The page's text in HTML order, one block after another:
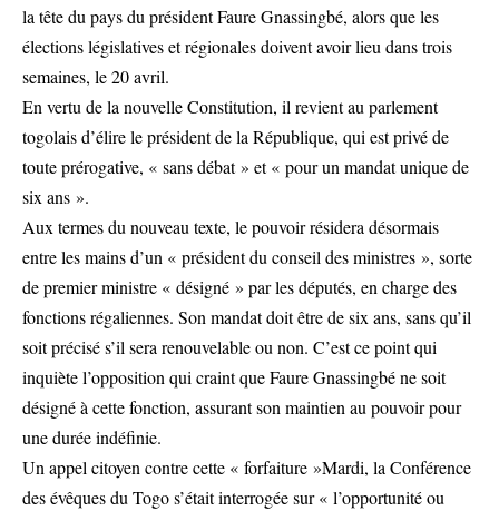
la tête du pays du président Faure Gnassingbé, alors que les
élections législatives et régionales doivent avoir lieu dans trois
semaines, le 20 avril.
En vertu de la nouvelle Constitution, il revient au parlement
togolais d’élire le président de la République, qui est privé de
toute prérogative, « sans débat » et « pour un mandat unique de
six ans ».
Aux termes du nouveau texte, le pouvoir résidera désormais
entre les mains d’un « président du conseil des ministres », sorte
de premier ministre « désigné » par les députés, en charge des
fonctions régaliennes. Son mandat doit être de six ans, sans qu’il
soit précisé s’il sera renouvelable ou non. C’est ce point qui
inquiète l’opposition qui craint que Faure Gnassingbé ne soit
désigné à cette fonction, assurant son maintien au pouvoir pour
une durée indéfinie.
Un appel citoyen contre cette « forfaiture »Mardi, la Conférence
des évêques du Togo s’était interrogée sur « l’opportunité ou